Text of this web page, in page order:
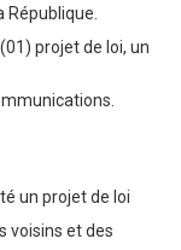
République.
projet de loi, un
un projet de loi
voisins et des